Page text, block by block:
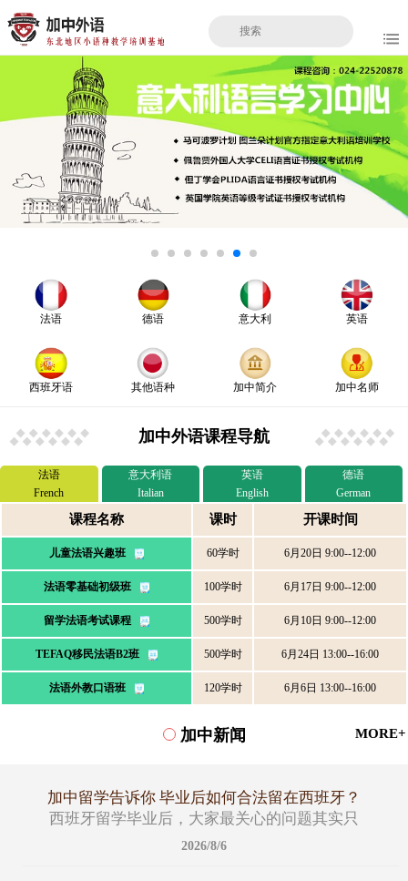
法语 德语 意大利 英语
西班牙语 其他语种 加中简介 加中名师
加中外语课程导航
法语
French
意大利语
Italian
英语
English
德语
German
课程名称 课时 开课时间
儿童法语兴趣班 60学时 6月20日 9:00--12:00
法语零基础初级班 100学时 6月17日 9:00--12:00
留学法语考试课程 500学时 6月10日 9:00--12:00
TEFAQ移民法语B2班 500学时 6月24日 13:00--16:00
法语外教口语班 120学时 6月6日 13:00--16:00
加中新闻 MORE+
加中留学告诉你 毕业后如何合法留在西班牙？
西班牙留学毕业后，大家最关心的问题其实只
2026/8/6